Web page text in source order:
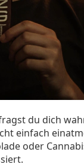
du dich
einfach
oder